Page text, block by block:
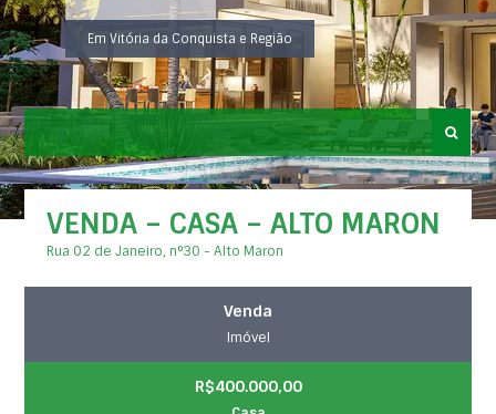
Em Vitória da Conquista e Região
VENDA – CASA – ALTO MARON
Rua 02 de Janeiro, n°30 - Alto Maron
Venda
Imóvel
R$400.000,00